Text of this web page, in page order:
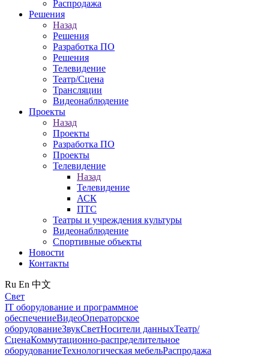
Распродажа
Решения
Назад
Решения
Разработка ПО
Решения
Телевидение
Театр/Сцена
Трансляции
Видеонаблюдение
Проекты
Назад
Проекты
Разработка ПО
Проекты
Телевидение
Назад
Телевидение
АСК
ПТС
Театры и учреждения культуры
Видеонаблюдение
Спортивные объекты
Новости
Контакты
Ru En 中文
Свет
IT оборудование и программное
обеспечениеВидеоОператорское
оборудованиеЗвукСветНосители данныхТеатр/
СценаКоммутационно-распределительное
оборудованиеТехнологическая мебельРаспродажа